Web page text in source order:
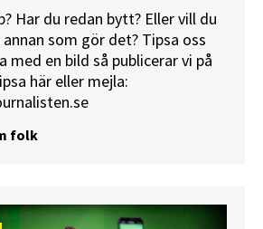
Har du redan bytt? Eller vill du
som gör det? Tipsa oss
med en bild så publicerar vi på
här eller mejla:
folk